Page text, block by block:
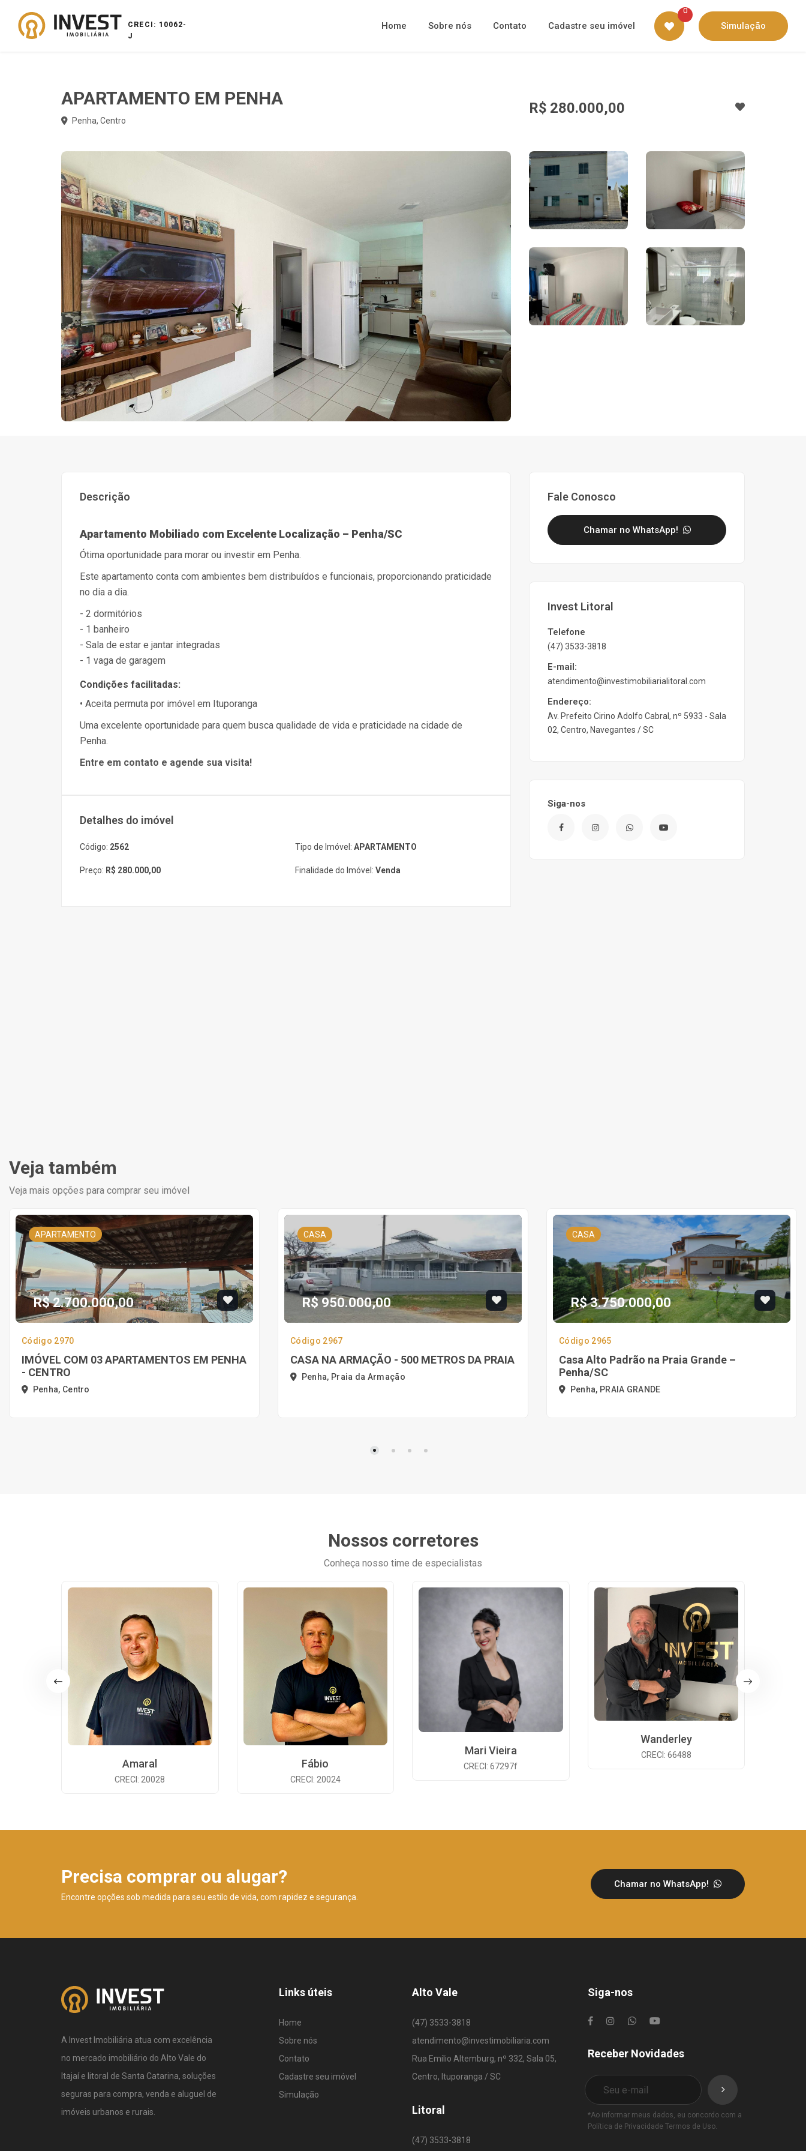
CRECI: 10062-
J
Home Sobre nós Contato Cadastre seu imóvel
0
Simulação
APARTAMENTO EM PENHA
Penha, Centro
R$ 280.000,00
Descrição
Apartamento Mobiliado com Excelente Localização – Penha/SC
Ótima oportunidade para morar ou investir em Penha.
Este apartamento conta com ambientes bem distribuídos e funcionais, proporcionando praticidade
no dia a dia.
- 2 dormitórios
- 1 banheiro
- Sala de estar e jantar integradas
- 1 vaga de garagem
Condições facilitadas:
• Aceita permuta por imóvel em Ituporanga
Uma excelente oportunidade para quem busca qualidade de vida e praticidade na cidade de
Penha.
Entre em contato e agende sua visita!
Detalhes do imóvel
Código: 2562
Preço: R$ 280.000,00
Tipo de Imóvel: APARTAMENTO
Finalidade do Imóvel: Venda
Fale Conosco
Chamar no WhatsApp!
Invest Litoral
Telefone
(47) 3533-3818
E-mail:
atendimento@investimobiliarialitoral.com
Endereço:
Av. Prefeito Cirino Adolfo Cabral, nº 5933 - Sala
02, Centro, Navegantes / SC
Siga-nos
Veja também
Veja mais opções para comprar seu imóvel
APARTAMENTO
R$ 2.700.000,00
Código 2970
IMÓVEL COM 03 APARTAMENTOS EM PENHA
- CENTRO
Penha, Centro
CASA
R$ 950.000,00
Código 2967
CASA NA ARMAÇÃO - 500 METROS DA PRAIA
Penha, Praia da Armação
CASA
R$ 3.750.000,00
Código 2965
Casa Alto Padrão na Praia Grande –
Penha/SC
Penha, PRAIA GRANDE
Nossos corretores
Conheça nosso time de especialistas
Amaral
CRECI: 20028
Fábio
CRECI: 20024
Mari Vieira
CRECI: 67297f
Wanderley
CRECI: 66488
Precisa comprar ou alugar?
Encontre opções sob medida para seu estilo de vida, com rapidez e segurança.
Chamar no WhatsApp!
A Invest Imobiliária atua com excelência
no mercado imobiliário do Alto Vale do
Itajaí e litoral de Santa Catarina, soluções
seguras para compra, venda e aluguel de
imóveis urbanos e rurais.
Links úteis
Home
Sobre nós
Contato
Cadastre seu imóvel
Simulação
Alto Vale
(47) 3533-3818
atendimento@investimobiliaria.com
Rua Emílio Altemburg, nº 332, Sala 05,
Centro, Ituporanga / SC
Litoral
(47) 3533-3818
Siga-nos
Receber Novidades
*Ao informar meus dados, eu concordo com a
Política de Privacidade Termos de Uso.